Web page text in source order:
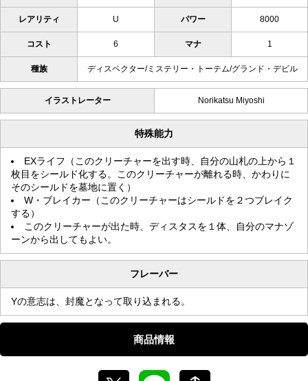
レアリティ U パワー 8000
コスト 6 マナ 1
種族 ディスペクター/ミステリー・トーテム/グランド・デビル
イラストレーター Norikatsu Miyoshi
特殊能力
EXライフ（このクリーチャーを出す時、自分の山札の上から１
枚目をシールド化する。このクリーチャーが離れる時、かわりに
そのシールドを墓地に置く）
W・ブレイカー（このクリーチャーはシールドを２つブレイク
する）
このクリーチャーが出た時、ディスタスを１体、自分のマナゾ
ーンから出してもよい。
フレーバー
Yの意志は、封魔となって取り込まれる。
商品情報